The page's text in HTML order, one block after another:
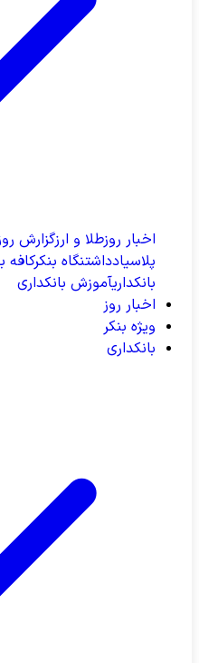
اخبار روزطلا و ارزگزارش
پلاسیادداشتنگاه بنکرکافه
بانکداریآموزش بانکداری
اخبار روز
ویژه بنکر
بانکداری